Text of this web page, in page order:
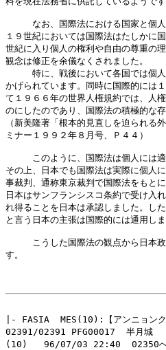
なお、国際法における国家と個人
１９世紀においては国際法はたしかに
世紀に入り個人の権利や自由の尊重の
観念は修正を余儀なくされました。
特に、戦後において各国では個人
かげられています。同時に国際的には
て１９６６年の世界人権規約では、人
のにしたのであり、国際法の積極的な
（新美隆著「根本的見直しを迫られる
ミナー１９９２年８月号、Ｐ４４）
このように、国際法は個人には適
その上、日本でも国際法は実際に個人
事裁判、通称東京裁判で国際法をもと
日本はサンフランシスコ条約で受け入
れ得ることを日本は承認しました。し
と言う日本の主張は国際的には通用しま
こうした国際法の観点から日本政
す。
　　　　　　　　　　　　　　　
|- FASIA  MES(10):【アンニョンク
02391/02391 PFG00017  半月城
(10)   96/07/03 22:40  02350へ